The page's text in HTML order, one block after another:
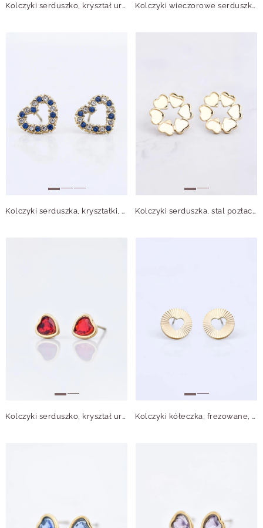
Kolczyki serduszko, kryształ urodzeniowy Kwiecień S210758Z00 Kolczyki wieczorowe serduszko B208777P00
Kolczyki serduszka, kryształki, stal pozłacana S212767Z00 Kolczyki serduszka, stal pozłacana S212411Z00
Kolczyki serduszko, kryształ urodzeniowy Lipiec, stal pozłacana S210760Z00 Kolczyki kółeczka, frezowane, serduszka, stal pozłacana S211743Z00